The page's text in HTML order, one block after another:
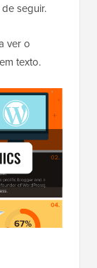
seguir.
ver o
texto.